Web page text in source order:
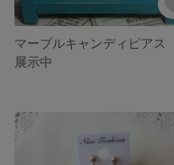
マーブルキャンディピアス
展示中